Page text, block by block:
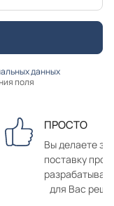
данных
поля
ПРОСТО
Вы делаете
поставку
для Вас